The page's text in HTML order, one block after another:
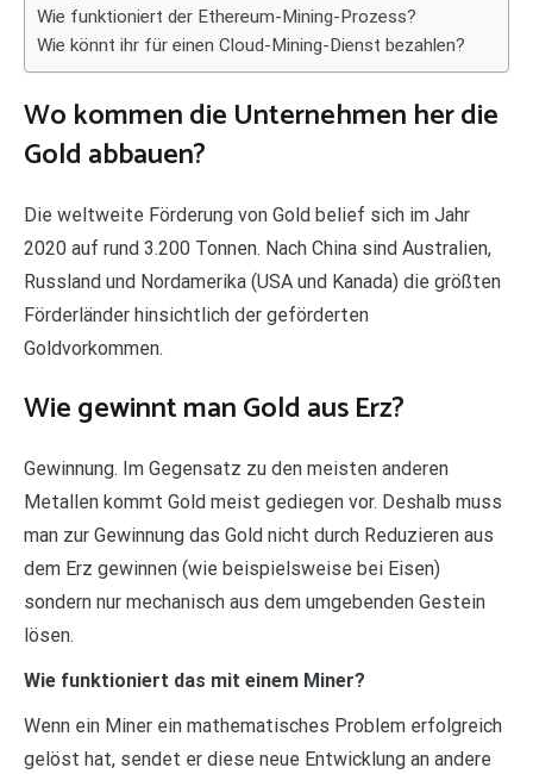
Wie funktioniert der Ethereum-Mining-Prozess?
Wie könnt ihr für einen Cloud-Mining-Dienst bezahlen?
Wo kommen die Unternehmen her die
Gold abbauen?
Die weltweite Förderung von Gold belief sich im Jahr
2020 auf rund 3.200 Tonnen. Nach China sind Australien,
Russland und Nordamerika (USA und Kanada) die größten
Förderländer hinsichtlich der geförderten
Goldvorkommen.
Wie gewinnt man Gold aus Erz?
Gewinnung. Im Gegensatz zu den meisten anderen
Metallen kommt Gold meist gediegen vor. Deshalb muss
man zur Gewinnung das Gold nicht durch Reduzieren aus
dem Erz gewinnen (wie beispielsweise bei Eisen)
sondern nur mechanisch aus dem umgebenden Gestein
lösen.
Wie funktioniert das mit einem Miner?
Wenn ein Miner ein mathematisches Problem erfolgreich
gelöst hat, sendet er diese neue Entwicklung an andere